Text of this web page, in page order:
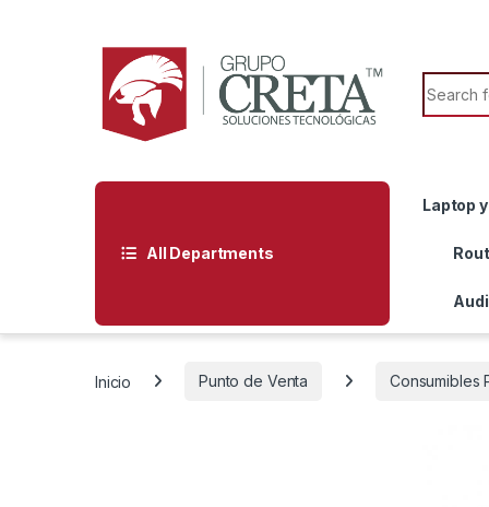
Search
All Departments
Laptop
Inicio Punto de Venta Consumibles